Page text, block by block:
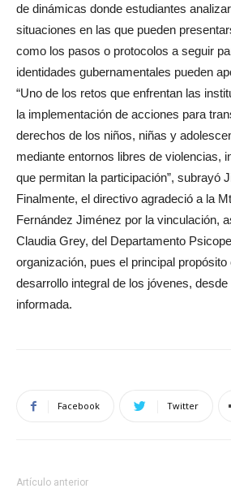
de dinámicas donde estudiantes
situaciones en las que pueden
como los pasos o protocolos a seguir
identidades gubernamentales pueden
“Uno de los retos que enfrentan las
la implementación de acciones para
derechos de los niños, niñas y
mediante entornos libres de violencias,
que permitan la participación”, subrayó
Finalmente, el directivo agradeció a la
Fernández Jiménez por la vinculación,
Claudia Grey, del Departamento
organización, pues el principal
desarrollo integral de los jóvenes,
informada.
Facebook Twitter
Artículo anterior